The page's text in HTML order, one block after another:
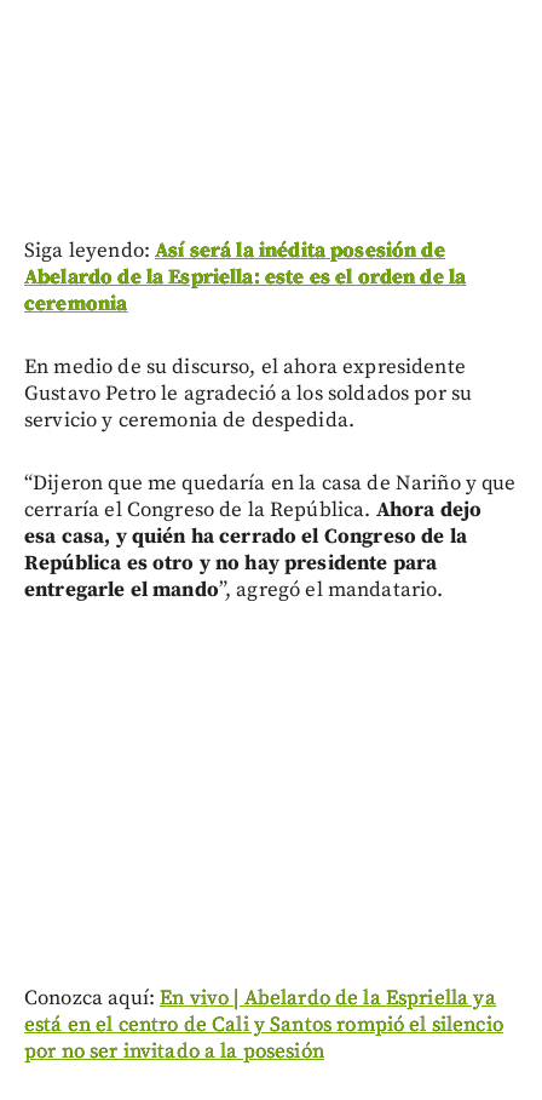
Siga leyendo:Así será la inédita posesión de
Abelardo de la Espriella: este es el orden de la
ceremonia
En medio de su discurso, el ahora expresidente
Gustavo Petro le agradeció a los soldados por su
servicio y ceremonia de despedida.
“Dijeron que me quedaría en la casa de Nariño y que
cerraría el Congreso de la República. Ahora dejo
esa casa, y quién ha cerrado el Congreso de la
República es otro y no hay presidente para
entregarle el mando”, agregó el mandatario.
Conozca aquí:En vivo | Abelardo de la Espriella ya
está en el centro de Cali y Santos rompió el silencio
por no ser invitado a la posesión